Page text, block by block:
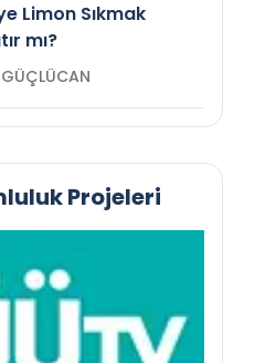
Limon Sıkmak
mı?
Zeynep GÜÇLÜCAN
Projeleri